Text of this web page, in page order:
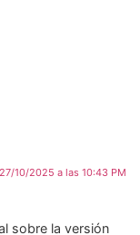
27/10/2025 a las 10:43 PM
sobre la versión